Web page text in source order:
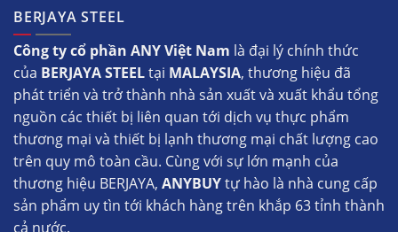
BERJAYA STEEL
Công ty cổ phần ANY Việt Nam là đại lý chính thức
của BERJAYA STEELtại MALAYSIA, thương hiệu đã
phát triển và trở thành nhà sản xuất và xuất khẩu tổng
nguồn các thiết bị liên quan tới dịch vụ thực phẩm
thương mại và thiết bị lạnh thương mại chất lượng cao
trên quy mô toàn cầu. Cùng với sự lớn mạnh của
thương hiệu BERJAYA, ANYBUYtự hào là nhà cung cấp
sản phẩm uy tìn tới khách hàng trên khắp 63 tỉnh thành
cả nước.